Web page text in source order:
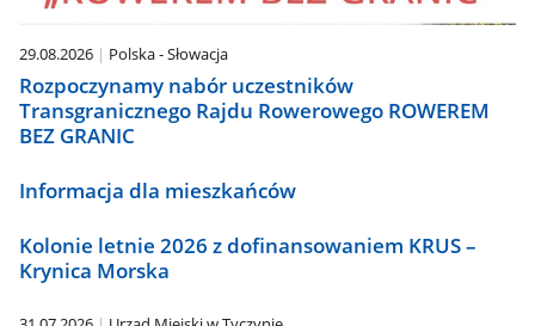
29.08.2026 Polska - Słowacja
Rozpoczynamy nabór uczestników
Transgranicznego Rajdu Rowerowego ROWEREM
BEZ GRANIC
Informacja dla mieszkańców
Kolonie letnie 2026 z dofinansowaniem KRUS –
Krynica Morska